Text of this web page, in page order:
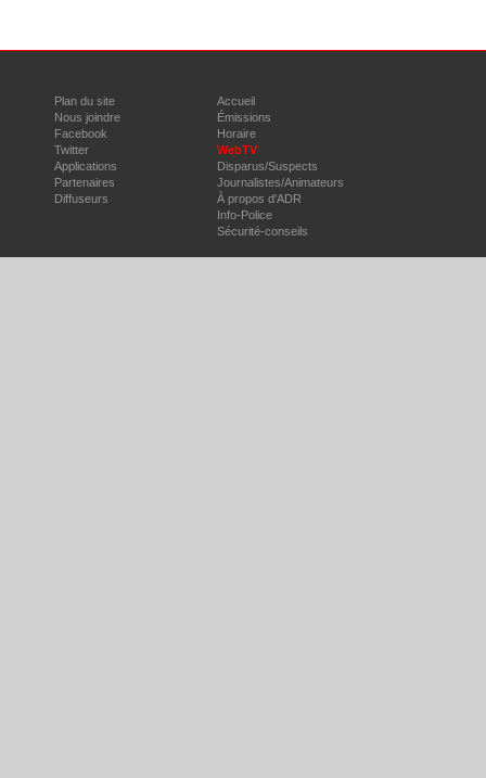
Plan du site
Nous joindre
Facebook
Twitter
Applications
Partenaires
Diffuseurs
Accueil
Émissions
Horaire
WebTV
Disparus/Suspects
Journalistes/Animateurs
À propos d'ADR
Info-Police
Sécurité-conseils